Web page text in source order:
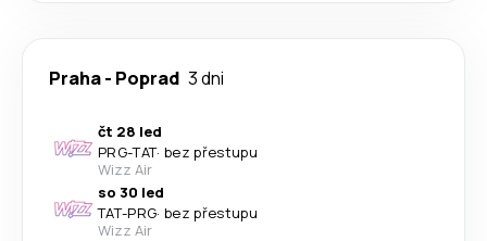
Praha- Poprad 3 dni
čt 28 led
PRG-TAT· bez přestupu
Wizz Air
so 30 led
TAT-PRG· bez přestupu
Wizz Air